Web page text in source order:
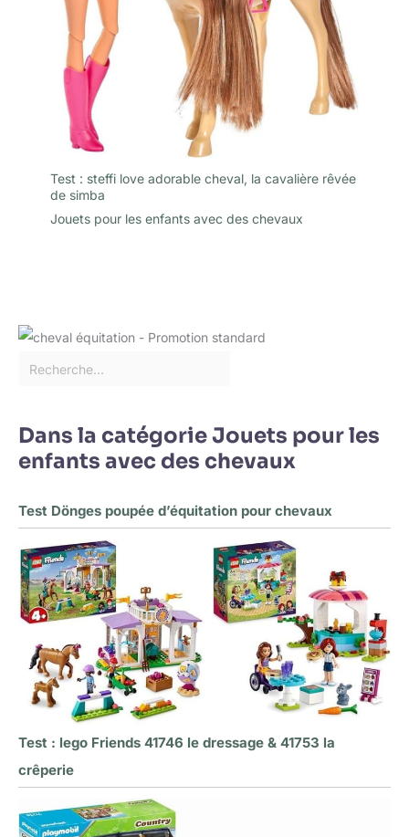
Test : steffi love adorable cheval, la cavalière rêvée
de simba
Jouets pour les enfants avec des chevaux
Dans la catégorie Jouets pour les
enfants avec des chevaux
Test Dönges poupée d’équitation pour chevaux
Test : lego Friends 41746 le dressage & 41753 la
crêperie